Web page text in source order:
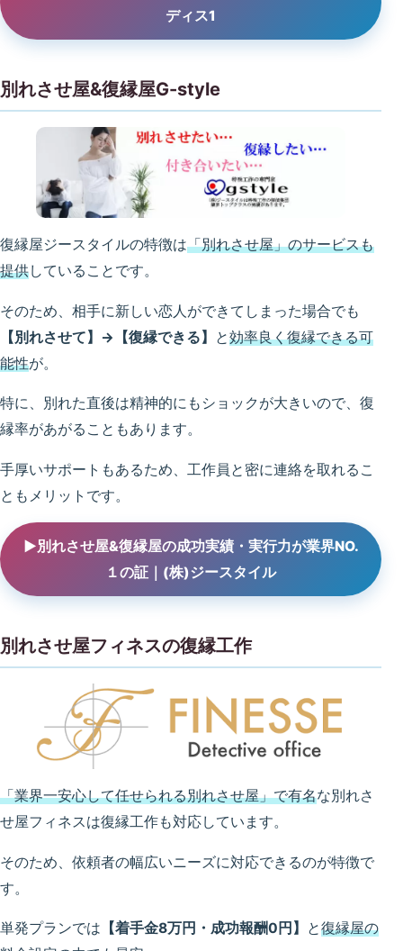
ディス1
別れさせ屋&復縁屋G-style
復縁屋ジースタイルの特徴は「別れさせ屋」のサービスも
提供していることです。
そのため、相手に新しい恋人ができてしまった場合でも
【別れさせて】→【復縁できる】
と効率良く復縁できる可
能性が。
特に、別れた直後は精神的にもショックが大きいので、復
縁率があがることもあります。
手厚いサポートもあるため、工作員と密に連絡を取れるこ
ともメリットです。
▶別れさせ屋&復縁屋の成功実績・実行力が業界NO.
１の証｜(株)ジースタイル
別れさせ屋フィネスの復縁工作
「業界一安心して任せられる別れさせ屋」で有名な別れさ
せ屋フィネスは復縁工作も対応しています。
そのため、依頼者の幅広いニーズに対応できるのが特徴で
す。
単発プランでは 【着手金8万円・成功報酬0円】 と復縁屋の